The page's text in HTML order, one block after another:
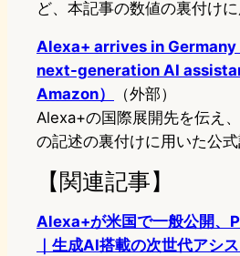
ど、本記事の数値の裏付けに
Alexa+ arrives in Germany
next-generation AI
Amazon）
（外部）
Alexa+の国際展開先を伝え
の記述の裏付けに用いた公式
【関連記事】
Alexa+が米国で一般公開、
｜生成AI搭載の次世代アシ